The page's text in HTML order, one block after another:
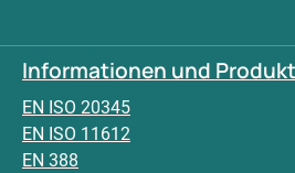
Informationen und
EN ISO 20345
EN ISO 11612
EN 388